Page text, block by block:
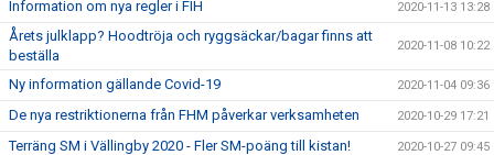
Information om nya regler i FIH 2020-11-13 13:28
Årets julklapp? Hoodtröja och ryggsäckar/bagar finns att
beställa
2020-11-08 10:22
Ny information gällande Covid-19 2020-11-04 09:36
De nya restriktionerna från FHM påverkar verksamheten 2020-10-29 17:21
Terräng SM i Vällingby 2020 - Fler SM-poäng till kistan! 2020-10-27 09:45